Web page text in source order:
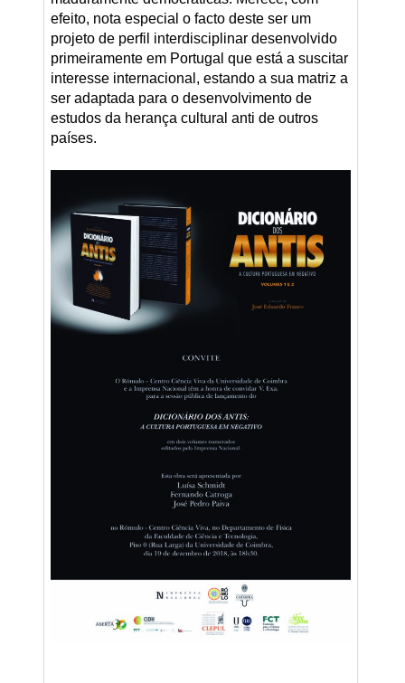
efeito, nota especial o facto deste ser um
projeto de perfil interdisciplinar desenvolvido
primeiramente em Portugal que está a suscitar
interesse internacional, estando a sua matriz a
ser adaptada para o desenvolvimento de
estudos da herança cultural anti de outros
países.